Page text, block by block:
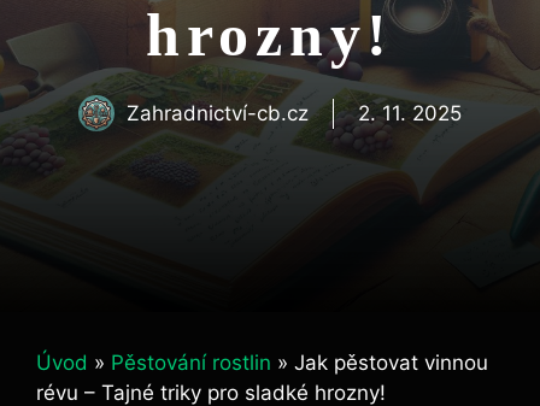
hrozny!
Zahradnictví-cb.cz 2. 11. 2025
Úvod » Pěstování rostlin » Jak pěstovat vinnou
révu – Tajné triky pro sladké hrozny!